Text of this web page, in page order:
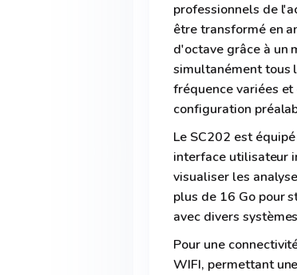
professionnels de
être transformé en
d'octave grâce à un
simultanément tous
fréquence variées
configuration
Le SC202 est
interface utilisateur
visualiser les
plus de 16 Go pour
avec divers
Pour une
WIFI, permettant